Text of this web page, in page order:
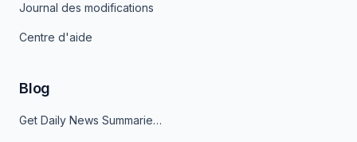
Journal des modifications
Centre d'aide
Blog
Get Daily News Summaries About Any Topic in Telegram, Discord, Slack, and Email